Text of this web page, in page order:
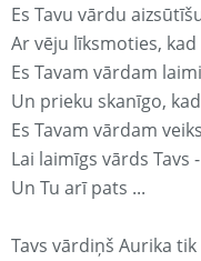
Es Tavu vārdu
Ar vēju līksmoties,
Es Tavam vārdam
Un prieku skanīgo,
Es Tavam vārdam
Lai laimīgs vārds Tavs -
Un Tu arī pats ...
Tavs vārdiņš Aurika